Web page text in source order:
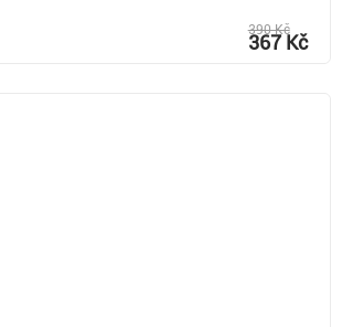
390 Kč
367 Kč